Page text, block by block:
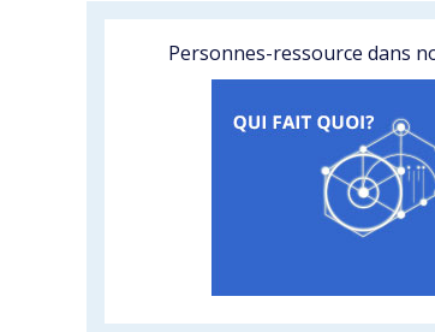
Personnes-ressource dans